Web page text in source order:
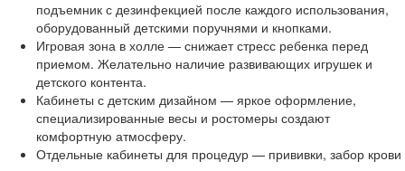
подъемник с дезинфекцией после каждого использования,
оборудованный детскими поручнями и кнопками.
Игровая зона в холле — снижает стресс ребенка перед
приемом. Желательно наличие развивающих игрушек и
детского контента.
Кабинеты с детским дизайном — яркое оформление,
специализированные весы и ростомеры создают
комфортную атмосферу.
Отдельные кабинеты для процедур — прививки, забор крови